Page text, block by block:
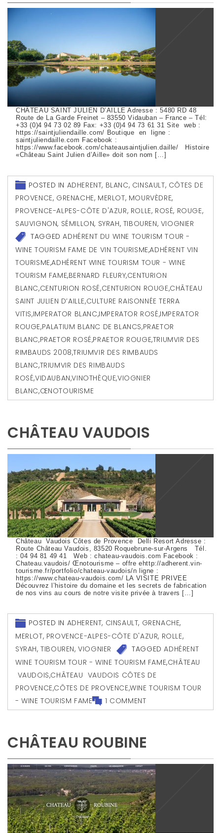
CHÂTEAU SAINT JULIEN D’AILLE Adresse : 5480 RD 48
Route de La Garde Freinet – 83550 Vidauban – France – Tél:
+33 (0)4 94 73 02 89 Fax: +33 (0)4 94 73 61 31 Site web :
https://saintjuliendaille.com/ Boutique en ligne :
saintjuliendaille.com Facebook :
https://www.facebook.com/chateausaintjulien.daille/ Histoire
«Château Saint Julien d’Aille» doit son nom […]
POSTED IN ADHERENT, BLANC, CINSAULT, CÔTES DE
PROVENCE, GRENACHE, MERLOT, MOURVÈDRE,
PROVENCE-ALPES-CÔTE D'AZUR, ROLLE, ROSÉ, ROUGE,
SAUVIGNON, SÉMILLON, SYRAH, TIBOUREN, VIOGNIER
TAGGEDADHÉRENT DU WINE TOURISM TOUR -
WINE TOURISM FAME DE VIN TOURISME,ADHÉRENT VIN
TOURISME,ADHÉRENT WINE TOURISM TOUR - WINE
TOURISM FAME,BERNARD FLEURY,CENTURION
BLANC,CENTURION ROSÉ,CENTURION ROUGE,CHÂTEAU
SAINT JULIEN D’AILLE,CULTURE RAISONNÉE TERRA
VITIS,IMPERATOR BLANC,IMPERATOR ROSÉ,IMPERATOR
ROUGE,PALATIUM BLANC DE BLANCS,PRAETOR
BLANC,PRAETOR ROSÉ,PRAETOR ROUGE,TRIUMVIR DES
RIMBAUDS 2008,TRIUMVIR DES RIMBAUDS
BLANC,TRIUMVIR DES RIMBAUDS
ROSÉ,VIDAUBAN,VINOTHÈQUE,VIOGNIER
BLANC,ŒNOTOURISME
CHÂTEAU VAUDOIS
Château Vaudois Côtes de Provence Delli Resort Adresse :
Route Château Vaudois, 83520 Roquebrune-sur-Argens Tél.
: 04 94 81 49 41 Web : chateau-vaudois.com Facebook :
Chateau.vaudois/ Œnotourisme – offre ehttp://adherent.vin-
tourisme.fr/portfolio/chateau-vaudois/n ligne :
https://www.chateau-vaudois.com/ LA VISITE PRIVEE
Découvrez l’histoire du domaine et les secrets de fabrication
de nos vins au cours de notre visite privée à travers […]
POSTED IN ADHERENT, CINSAULT, GRENACHE,
MERLOT, PROVENCE-ALPES-CÔTE D'AZUR, ROLLE,
SYRAH,TIBOUREN,VIOGNIER TAGGEDADHÉRENT
WINE TOURISM TOUR - WINE TOURISM FAME,CHÂTEAU
VAUDOIS,CHÂTEAU VAUDOIS CÔTES DE
PROVENCE,CÔTES DE PROVENCE,WINE TOURISM TOUR
- WINE TOURISM FAME
1 COMMENT
CHÂTEAU ROUBINE